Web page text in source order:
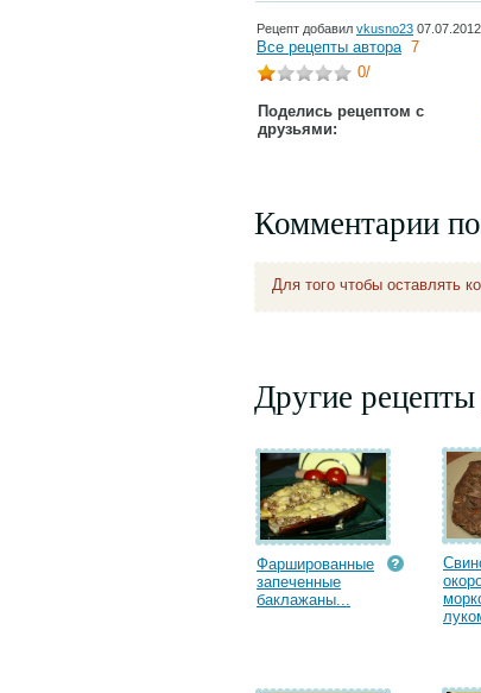
Рецепт добавил vkusno23 07.07.2012
Все рецепты автора 7
0/
Поделись рецептом с
друзьями:
Комментарии
Для того чтобы оставлять
Другие
Фаршированные
запеченные
баклажаны...